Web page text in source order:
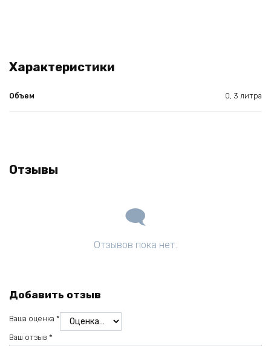
Характеристики
Объем 0, 3 литра
Отзывы
Отзывов пока нет.
Добавить отзыв
Ваша оценка *
Ваш отзыв *